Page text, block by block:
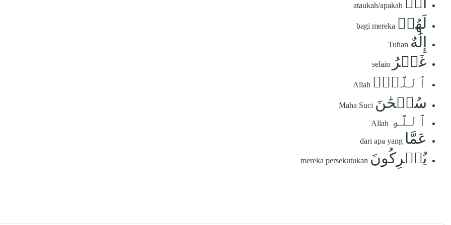
ataukah/apakah
لَهُمۡ bagi mereka
إِلَٰهٌ Tuhan
غَيۡرُ selain
ٱللَّهِۚ Allah
سُبۡحَٰنَ Maha Suci
ٱللَّهِ Allah
عَمَّا dari apa yang
يُشۡرِكُونَ mereka persekutukan